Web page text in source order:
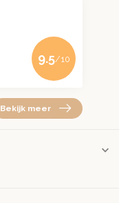
9.5/10
Bekijk meer